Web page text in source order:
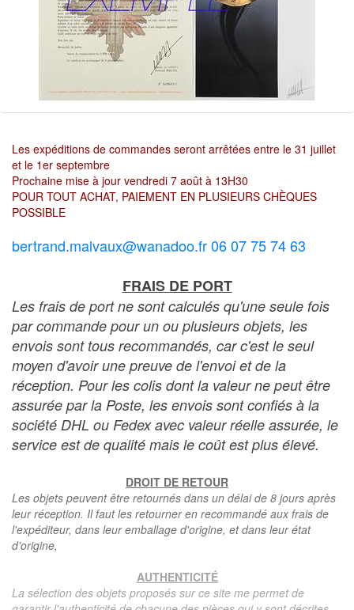
Les expéditions de commandes seront arrêtées entre le 31 juillet
et le 1er septembre
Prochaine mise à jour vendredi 7 août à 13H30
POUR TOUT ACHAT, PAIEMENT EN PLUSIEURS CHÈQUES
POSSIBLE
bertrand.malvaux@wanadoo.fr 06 07 75 74 63
FRAIS DE PORT
Les frais de port ne sont calculés qu'une seule fois
par commande pour un ou plusieurs objets, les
envois sont tous recommandés, car c'est le seul
moyen d'avoir une preuve de l'envoi et de la
réception. Pour les colis dont la valeur ne peut être
assurée par la Poste, les envois sont confiés à la
société DHL ou Fedex avec valeur réelle assurée, le
service est de qualité mais le coût est plus élevé.
DROIT DE RETOUR
Les objets peuvent être retournés dans un délai de 8 jours après
leur réception. Il faut les retourner en recommandé aux frais de
l'expéditeur, dans leur emballage d'origine, et dans leur état
d'origine,
AUTHENTICITÉ
La sélection des objets proposés sur ce site me permet de